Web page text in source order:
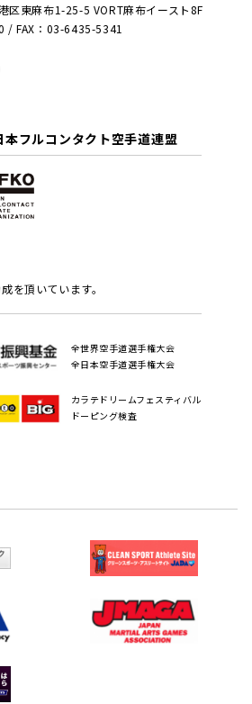
区東麻布1-25-5 VORT麻布イースト8F
/ FAX：03-6435-5341
本フルコンタクト空手道連盟
を頂いています。
全世界空手道選手権大会
全日本空手道選手権大会
カラテドリームフェスティバル
ドーピング検査